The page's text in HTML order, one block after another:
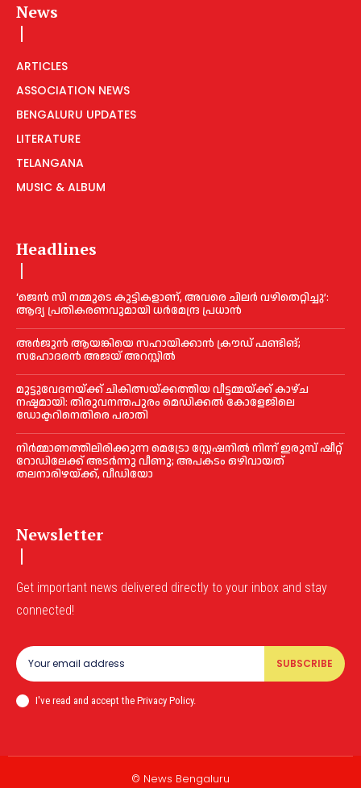
News
ARTICLES
ASSOCIATION NEWS
BENGALURU UPDATES
LITERATURE
TELANGANA
MUSIC & ALBUM
Headlines
‘ജെൻ സി നമ്മുടെ കുട്ടികളാണ്, അവരെ ചിലര്‍ വഴിതെറ്റിച്ചു’:
ആദ്യ പ്രതികരണവുമായി ധര്‍മേന്ദ്ര പ്രധാൻ
അര്‍ജുന്‍ ആയങ്കിയെ സഹായിക്കാൻ ക്രൗഡ് ഫണ്ടിങ്;
സഹോദരന്‍ അജയ് അറസ്റ്റില്‍
മുട്ടുവേദനയ്ക്ക് ചികിത്സയ്ക്കത്തിയ വീട്ടമ്മയ്ക്ക് കാഴ്ച
നഷ്ടമായി: തിരുവനന്തപുരം മെഡിക്കല്‍ കോളേജിലെ
ഡോക്ടറിനെതിരെ പരാതി
നിർമ്മാണത്തിലിരിക്കുന്ന മെട്രോ സ്റ്റേഷനിൽ നിന്ന് ഇരുമ്പ് ഷീറ്റ്
റോഡിലേക്ക് അടർന്നു വീണു; അപകടം ഒഴിവായത്
തലനാരിഴയ്ക്ക്, വീഡിയോ
Newsletter
Get important news delivered directly to your inbox and stay
connected!
SUBSCRIBE
I've read and accept the Privacy Policy.
© News Bengaluru